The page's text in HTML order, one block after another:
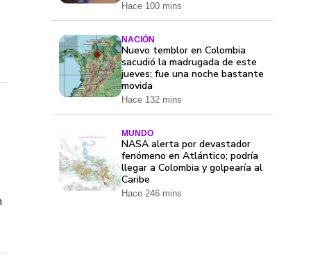
Hace 100 mins
NACIÓN
Nuevo temblor en Colombia
sacudió la madrugada de este
jueves; fue una noche bastante
movida
Hace 132 mins
MUNDO
NASA alerta por devastador
fenómeno en Atlántico; podría
llegar a Colombia y golpearía al
Caribe
Hace 246 mins